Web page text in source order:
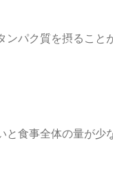
パク質を摂ること
と食事全体の量が少